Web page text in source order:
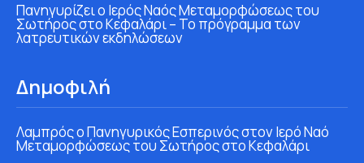
Πανηγυρίζει ο Ιερός Ναός Μεταμορφώσεως του
Σωτήρος στο Κεφαλάρι – Το πρόγραμμα των
λατρευτικών εκδηλώσεων
Δημοφιλή
Λαμπρός ο Πανηγυρικός Εσπερινός στον Ιερό Ναό
Μεταμορφώσεως του Σωτήρος στο Κεφαλάρι